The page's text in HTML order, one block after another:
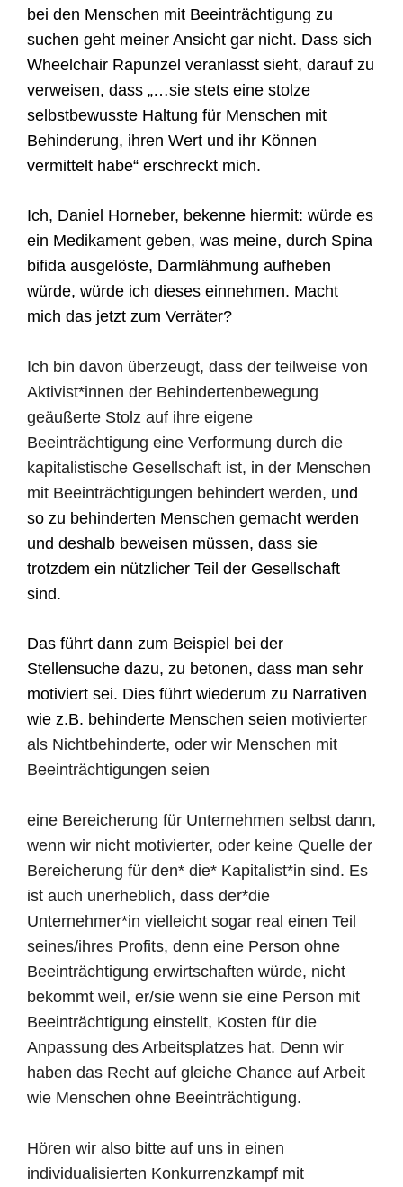
bei den Menschen mit Beeinträchtigung zu
suchen geht meiner Ansicht gar nicht. Dass sich
Wheelchair Rapunzel veranlasst sieht, darauf zu
verweisen, dass „…sie stets eine stolze
selbstbewusste Haltung für Menschen mit
Behinderung, ihren Wert und ihr Können
vermittelt habe“ erschreckt mich.
Ich, Daniel Horneber, bekenne hiermit: würde es
ein Medikament geben, was meine, durch Spina
bifida ausgelöste, Darmlähmung aufheben
würde, würde ich dieses einnehmen. Macht
mich das jetzt zum Verräter?
Ich bin davon überzeugt, dass der teilweise von
Aktivist*innen der Behindertenbewegung
geäußerte Stolz auf ihre eigene
Beeinträchtigung eine Verformung durch die
kapitalistische Gesellschaft ist, in der Menschen
mit Beeinträchtigungen behindert werden, und
so zu behinderten Menschen gemacht werden
und deshalb beweisen müssen, dass sie
trotzdem ein nützlicher Teil der Gesellschaft
sind.
Das führt dann zum Beispiel bei der
Stellensuche dazu, zu betonen, dass man sehr
motiviert sei. Dies führt wiederum zu Narrativen
wie z.B. behinderte Menschen seien motivierter
als Nichtbehinderte, oder wir Menschen mit
Beeinträchtigungen seien
eine Bereicherung für Unternehmen selbst dann,
wenn wir nicht motivierter, oder keine Quelle der
Bereicherung für den* die* Kapitalist*in sind. Es
ist auch unerheblich, dass der*die
Unternehmer*in vielleicht sogar real einen Teil
seines/ihres Profits, denn eine Person ohne
Beeinträchtigung erwirtschaften würde, nicht
bekommt weil, er/sie wenn sie eine Person mit
Beeinträchtigung einstellt, Kosten für die
Anpassung des Arbeitsplatzes hat. Denn wir
haben das Recht auf gleiche Chance auf Arbeit
wie Menschen ohne Beeinträchtigung.
Hören wir also bitte auf uns in einen
individualisierten Konkurrenzkampf mit